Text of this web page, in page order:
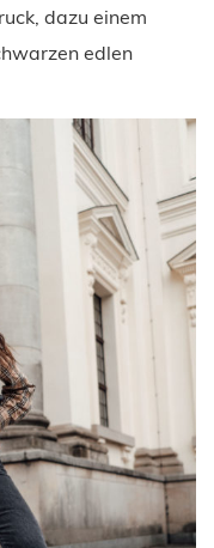
dazu einem
edlen